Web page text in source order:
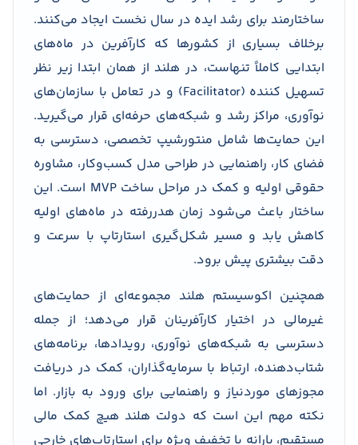
ساختارمند برای رشد ایده در سال نخست ایجاد می‌کنند.
برخلاف بسیاری از کشورها که کارآفرین در ماه‌های
ابتدایی کاملاً تنهاست، در هلند از همان ابتدا زیر نظر
تسهیل کننده (Facilitator) و در تعامل با سازمان‌های
نوآوری، مراکز رشد و شبکه‌های حرفه‌ای قرار می‌گیرید.
این حمایت‌ها شامل منتورشیپ تخصصی، دسترسی به
فضای کار، راهنمایی در طراحی مدل کسب‌وکار، مشاوره
حقوقی اولیه و کمک در مراحل ساخت MVP است. این
ساختار باعث می‌شود زمان هدررفته در ماه‌های اولیه
کاهش یابد و مسیر شکل‌گیری استارتاپ با سرعت و
دقت بیشتری پیش برود.
همچنین اکوسیستم هلند مجموعه‌ای از حمایت‌های
غیرمالی در اختیار کارآفرینان قرار می‌دهد؛ از جمله
دسترسی به شبکه‌های نوآوری، رویدادها، برنامه‌های
شتاب‌دهنده، ارتباط با سرمایه‌گذاران، کمک در دریافت
مجوزهای موردنیاز و راهنمایی برای ورود به بازار. اما
نکته مهم این است که دولت هلند هیچ کمک مالی
مستقیم، یارانه یا تخفیف ویژه برای استارتاپ‌های خارجی